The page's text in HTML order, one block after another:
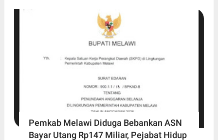
Pemkab Melawi Diduga Bebankan ASN
Bayar Utang Rp147 Miliar, Pejabat Hidup